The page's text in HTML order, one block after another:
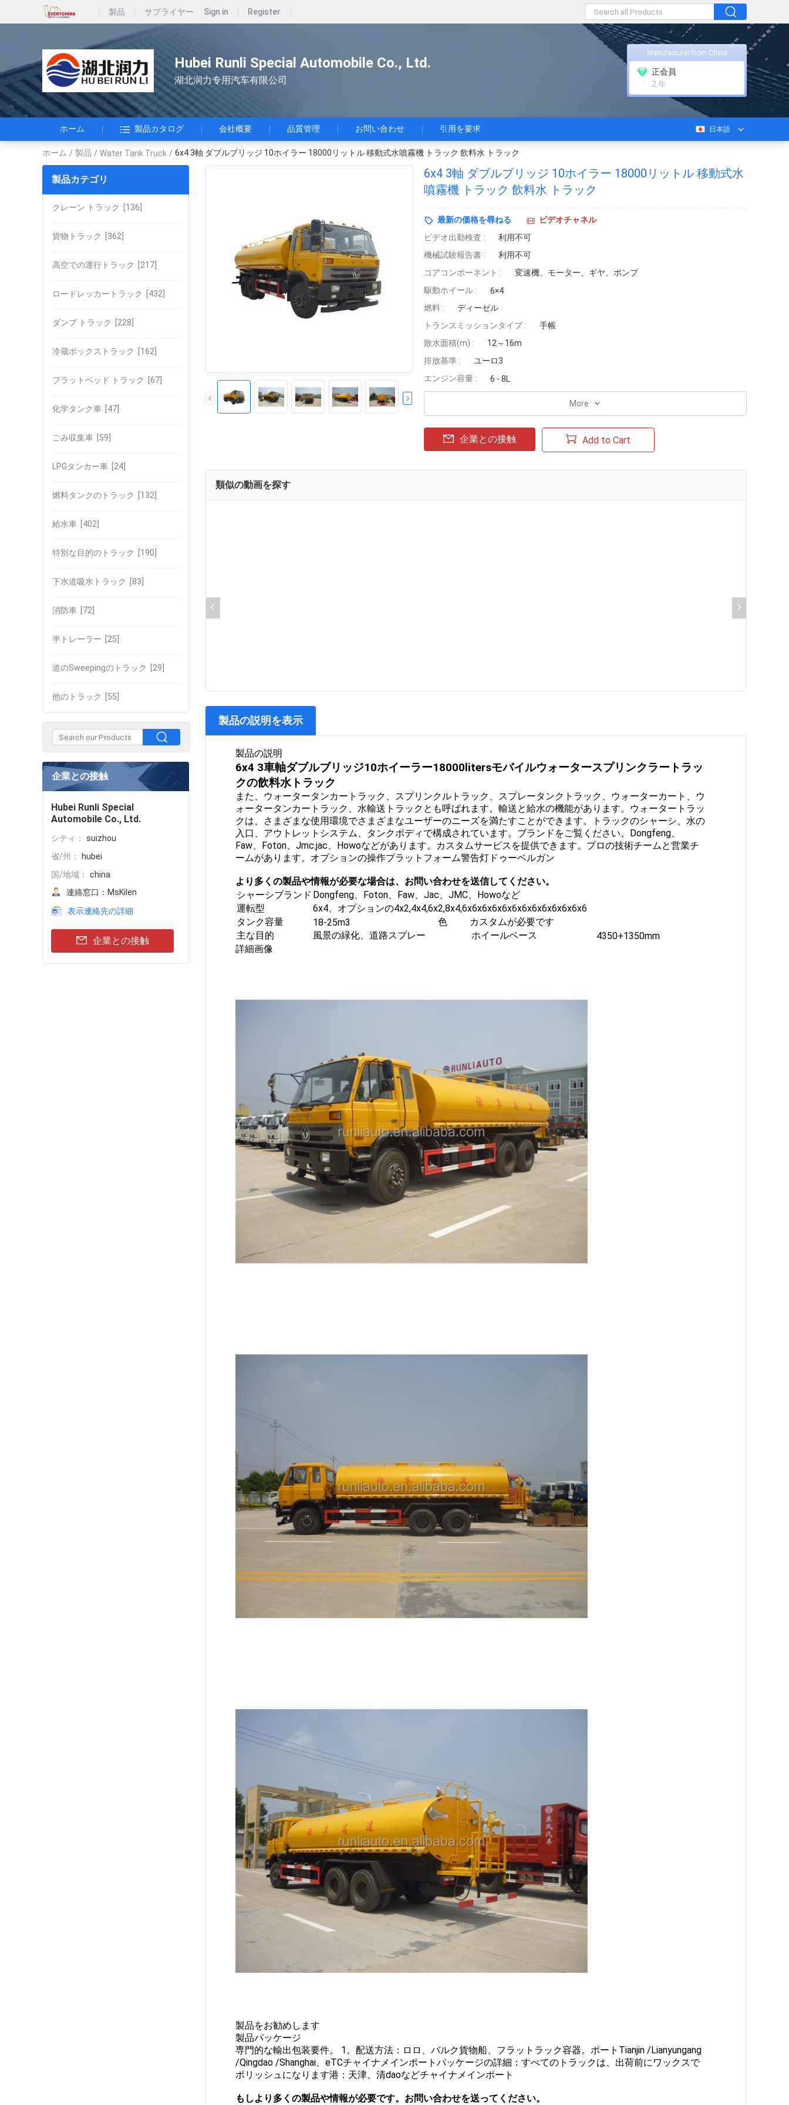
製品 サプライヤー Sign in Register
Hubei Runli Special Automobile Co., Ltd.
湖北润力专用汽车有限公司
Manufacturer from China
正会員
2 年
ホーム 製品カタログ 会社概要 品質管理 お問い合わせ 引用を要求 日本語
ホーム / 製品 / Water Tank Truck / 6x4 3軸 ダブルブリッジ 10ホイラー 18000リットル 移動式水噴霧機 トラック 飲料水 トラック
製品カテゴリ
クレーン トラック [136]
貨物トラック [362]
高空での運行トラック [217]
ロードレッカートラック [432]
ダンプ トラック [228]
冷蔵ボックストラック [162]
フラットベッド トラック [67]
化学タンク車 [47]
ごみ収集車 [59]
LPGタンカー車 [24]
燃料タンクのトラック [132]
給水車 [402]
特別な目的のトラック [190]
下水道吸水トラック [83]
消防車 [72]
半トレーラー [25]
道のSweepingのトラック [29]
他のトラック [55]
企業との接触
Hubei Runli Special
Automobile Co., Ltd.
シティ：
suizhou
省/州：
hubei
国/地域：
china
連絡窓口： MsKilen
表示連絡先の詳細
企業との接触
6x4 3軸 ダブルブリッジ 10ホイラー 18000リットル 移動式水
噴霧機 トラック 飲料水 トラック
最新の価格を尋ねる
ビデオチャネル
ビデオ出勤検査 :
利用不可
機械試験報告書 :
利用不可
コアコンポーネント :
変速機、モーター、ギヤ、ポンプ
駆動ホイール :
6×4
燃料 :
ディーゼル
トランスミッションタイプ :
手帳
散水面積(m) :
12～16m
排放基準 :
ユーロ3
エンジン容量 :
6 - 8L
More
企業との接触 Add to Cart
類似の動画を探す
製品の説明を表示
製品の説明
6x4 3車軸ダブルブリッジ10ホイーラー18000litersモバイルウォータースプリンクラートラッ
クの飲料水トラック
また、ウォータータンカートラック、スプリンクルトラック、スプレータンクトラック、ウォーターカート、ウ
ォータータンカートラック、水輸送トラックとも呼ばれます。輸送と給水の機能があります。ウォータートラッ
クは、さまざまな使用環境でさまざまなユーザーのニーズを満たすことができます。トラックのシャーシ、水の
入口、アウトレットシステム、タンクボディで構成されています。ブランドをご覧ください。Dongfeng、
Faw、Foton、Jmc.jac、Howoなどがあります。カスタムサービスを提供できます。プロの技術チームと営業チ
ームがあります。オプションの操作プラットフォーム警告灯ドゥーベルガン
より多くの製品や情報が必要な場合は、お問い合わせを送信してください。
シャーシブランド Dongfeng、Foton、Faw、Jac、JMC、Howoなど
運転型
6x4、オプションの4x2,4x4,6x2,8x4,6x6x6x6x6x6x6x6x6x6x6x6x6
タンク容量
18-25m3 色
カスタムが必要です
主な目的
風景の緑化、道路スプレー ホイールベース
4350+1350mm
詳細画像
製品をお勧めします
製品パッケージ
専門的な輸出包装要件。 1。 配送方法：ロロ、バルク貨物船、フラットラック容器。ポートTianjin /Lianyungang
/Qingdao /Shanghai、eTCチャイナメインポート パッケージの詳細：すべてのトラックは、出荷前にワックスで
ポリッシュになります港：天津、清daoなどチャイナメインポート
もし より多くの製品や情報が必要です。お問い合わせを送ってください。